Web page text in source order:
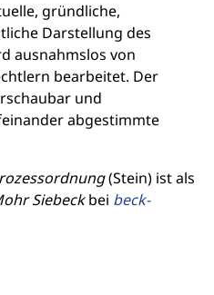
gründliche,
Darstellung des
ausnahmslos von
bearbeitet. Der
und
abgestimmte
(Stein) ist als
Siebeckbei beck-